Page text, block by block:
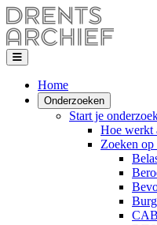
Home
Onderzoeken
Start je
Hoe werkt
Zoeken